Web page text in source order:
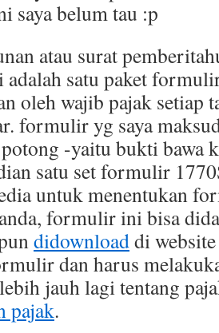
saya belum tau :p
atau surat
satu paket
oleh wajib pajak setiap
formulir yg saya
-yaitu bukti bawa
satu set formulir
untuk menentukan
formulir ini bisa
didownloaddi
dan harus
jauh lagi tentang
pajak.